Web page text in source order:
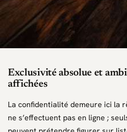
Exclusivité absolue et
affichées
La confidentialité demeure ici la
ne s’effectuent pas en ligne ;